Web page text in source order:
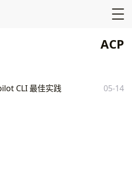
ACP
CLI 最佳实践 05-14